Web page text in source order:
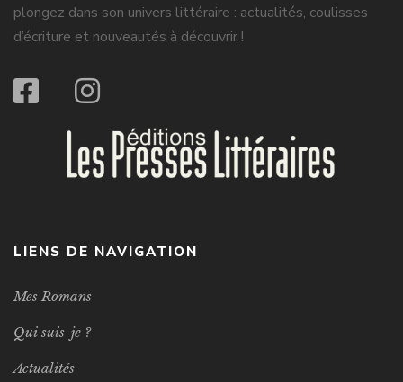
plongez dans son univers littéraire : actualités, coulisses
d’écriture et nouveautés à découvrir !
LIENS DE NAVIGATION
Mes Romans
Qui suis-je ?
Actualités